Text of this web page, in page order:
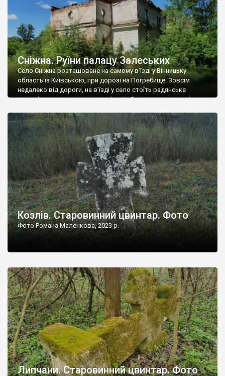
Сніжна. Руїни палацу Залеських
Село Сніжна розташоване на самому в’їзді у Вінницьку
область із Київською, при дорозі на Погребище. Зовсім
недалеко від дороги, на в’їзді у село стоїть радянське
рельєфне пано, яке показує жінку і яблуню, а трохи далі, десь
не видно, але видно дві стареньких колії у траві – […]
Козлів. Старовинний цвинтар. Фото
Фото Романа Маленкова, 2023 р.
Липчани. Старовинний цвинтар. Фото